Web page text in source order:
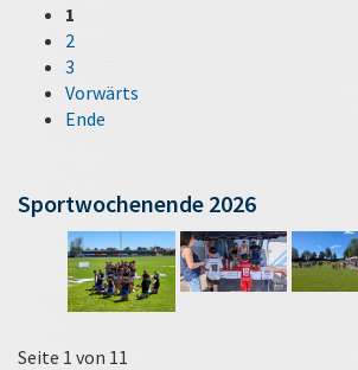
1
2
3
Vorwärts
Ende
Sportwochenende 2026
Seite 1 von 11